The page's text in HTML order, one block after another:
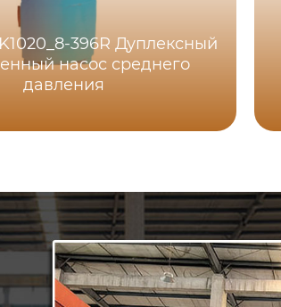
396R Дуплексный
насос среднего
давления